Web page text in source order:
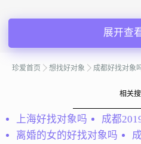
需要呵护和宠爱的小女
人，像猫咪一样很粘人
有房噢，我需要他的时候
展开查
珍爱首页 想找好对象 成都好找对象
相关
上海好找对象吗
成都
离婚的女的好找对象吗